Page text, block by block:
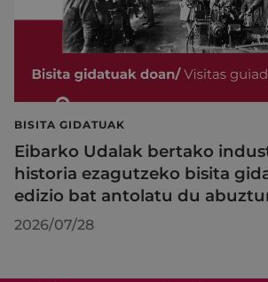
BISITA GIDATUAK
Eibarko Udalak bertako
historia ezagutzeko bisita
edizio bat antolatu du
2026/07/28